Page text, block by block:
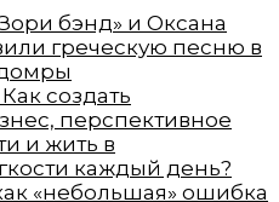
бэнд» и Оксана
греческую песню в
создать
перспективное
и жить в
каждый день?
«небольшая» ошибка